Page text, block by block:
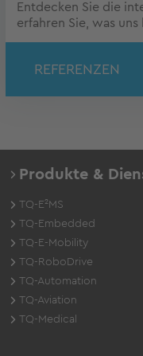
Entdecken Sie die
erfahren Sie, was
REFERENZEN
Produkte &
TQ-E²MS
TQ-Embedded
TQ-E-Mobility
TQ-RoboDrive
TQ-Automation
TQ-Aviation
TQ-Medical